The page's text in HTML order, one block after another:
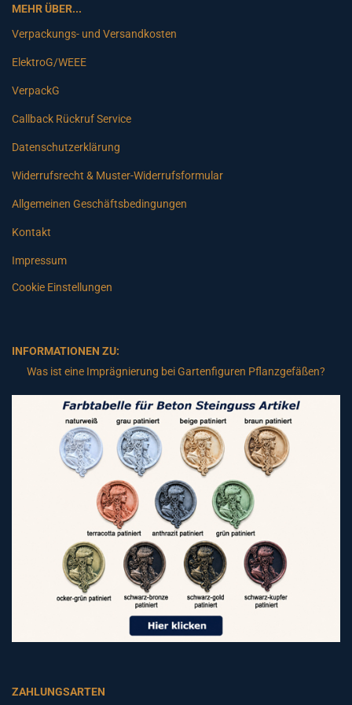
MEHR ÜBER...
Verpackungs- und Versandkosten
ElektroG/WEEE
VerpackG
Callback Rückruf Service
Datenschutzerklärung
Widerrufsrecht & Muster-Widerrufsformular
Allgemeinen Geschäftsbedingungen
Kontakt
Impressum
Cookie Einstellungen
INFORMATIONEN ZU:
Was ist eine Imprägnierung bei Gartenfiguren Pflanzgefäßen?
ZAHLUNGSARTEN